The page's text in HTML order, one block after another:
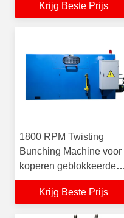
Krijg Beste Prijs
1800 RPM Twisting
Bunching Machine voor
koperen geblokkeerde
geëmailleerde
nikkelgecoate draad
Krijg Beste Prijs